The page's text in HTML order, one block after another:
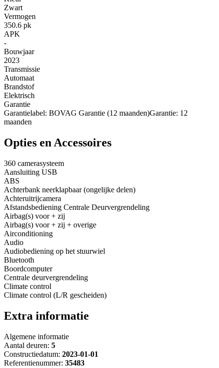
Zwart
Vermogen
350.6 pk
APK
-
Bouwjaar
2023
Transmissie
Automaat
Brandstof
Elektrisch
Garantie
Garantielabel: BOVAG Garantie (12 maanden)Garantie: 12
maanden
Opties en Accessoires
360 camerasysteem
Aansluiting USB
ABS
Achterbank neerklapbaar (ongelijke delen)
Achteruitrijcamera
Afstandsbediening Centrale Deurvergrendeling
Airbag(s) voor + zij
Airbag(s) voor + zij + overige
Airconditioning
Audio
Audiobediening op het stuurwiel
Bluetooth
Boordcomputer
Centrale deurvergrendeling
Climate control
Climate control (L/R gescheiden)
Extra informatie
Algemene informatie
Aantal deuren: 5
Constructiedatum: 2023-01-01
Referentienummer: 35483